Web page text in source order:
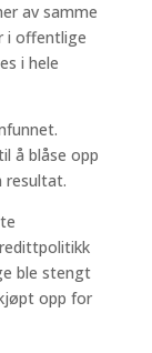
av samme
i offentlige
i hele
å blåse opp
resultat.
ble stengt
opp for